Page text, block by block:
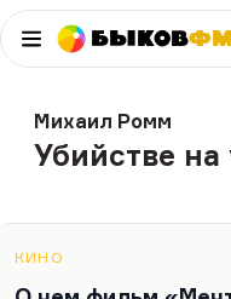
Быков
Михаил Ромм
Убийстве
КИНО